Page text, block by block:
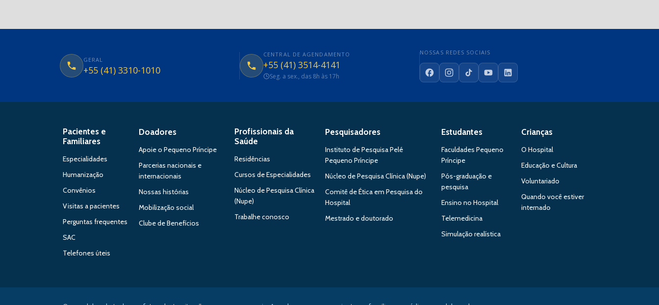
GERAL
+55 (41) 3310-1010
CENTRAL DE AGENDAMENTO
+55 (41) 3514-4141
Seg. a sex., das 8h às 17h
NOSSAS REDES SOCIAIS
FacebookInstagram
TikTokYouTubeLinkedIn
Pacientes e
Familiares
Especialidades
Humanização
Convênios
Visitas a pacientes
Perguntas frequentes
SAC
Telefones úteis
Doadores
Apoie o Pequeno Príncipe
Parcerias nacionais e
internacionais
Nossas histórias
Mobilização social
Clube de Benefícios
Profissionais da
Saúde
Residências
Cursos de Especialidades
Núcleo de Pesquisa Clínica
(Nupe)
Trabalhe conosco
Pesquisadores
Instituto de Pesquisa Pelé
Pequeno Príncipe
Núcleo de Pesquisa Clínica (Nupe)
Comitê de Ética em Pesquisa do
Hospital
Mestrado e doutorado
Estudantes
Faculdades Pequeno
Príncipe
Pós-graduação e
pesquisa
Ensino no Hospital
Telemedicina
Simulação realística
Crianças
O Hospital
Educação e Cultura
Voluntariado
Quando você estiver
internado